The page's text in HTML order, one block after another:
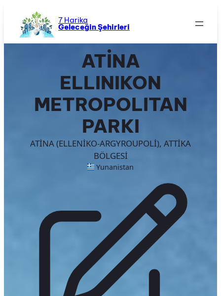
7 Harika
Geleceğin Şehirleri
ATİNA
ELLINIKON
METROPOLITAN
PARKI
ATİNA (ELLENİKO-ARGYROUPOLİ), ATTİKA
BÖLGESİ
Yunanistan